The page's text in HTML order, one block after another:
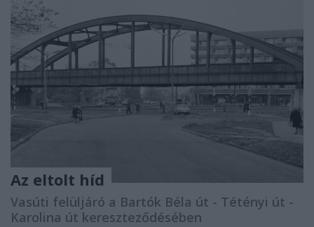
Az eltolt híd
Vasúti felüljáró a Bartók Béla út - Tétényi út -
Karolina út kereszteződésében